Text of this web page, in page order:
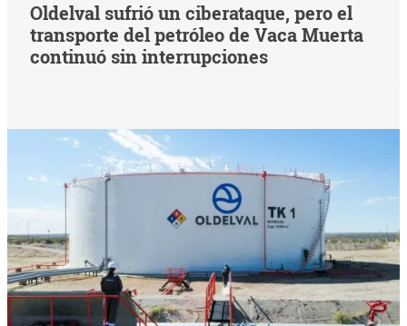
Oldelval sufrió un ciberataque, pero el
transporte del petróleo de Vaca Muerta
continuó sin interrupciones